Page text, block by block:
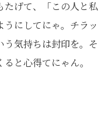
たげて、「この人と私
にしてにゃ。チラッ
う気持ちは封印を。そ
と心得てにゃん。